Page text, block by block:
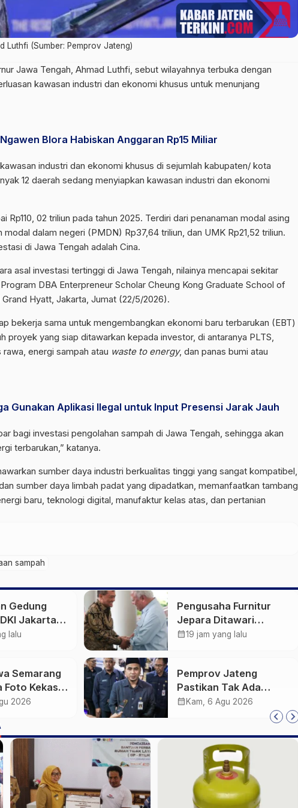
Luthfi (Sumber: Pemprov Jateng)
Jawa Tengah, Ahmad Luthfi, sebut wilayahnya terbuka dengan
kawasan industri dan ekonomi khusus untuk menunjang
Blora Habiskan Anggaran Rp15 Miliar
industri dan ekonomi khusus di sejumlah kabupaten/ kota
12 daerah sedang menyiapkan kawasan industri dan ekonomi
Rp110, 02 triliun pada tahun 2025. Terdiri dari penanaman modal asing
dalam negeri (PMDN) Rp37,64 triliun, dan UMK Rp21,52 triliun.
di Jawa Tengah adalah Cina.
asal investasi tertinggi di Jawa Tengah, nilainya mencapai sekitar
Program DBA Enterpreneur Scholar Cheung Kong Graduate School of
Grand Hyatt, Jakarta, Jumat (22/5/2026).
bekerja sama untuk mengembangkan ekonomi baru terbarukan (EBT)
proyek yang siap ditawarkan kepada investor, di antaranya PLTS,
energi sampah atau waste to energy, dan panas bumi atau
Gunakan Aplikasi Ilegal untuk Input Presensi Jarak Jauh
bagi investasi pengolahan sampah di Jawa Tengah, sehingga akan
terbarukan,” katanya.
sumber daya industri berkualitas tinggi yang sangat kompatibel,
sumber daya limbah padat yang dipadatkan, memanfaatkan tambang
baru, teknologi digital, manufaktur kelas atas, dan pertanian
sampah
Gedung
Jakarta:
dan
lalu
Pengusaha Furnitur
Jepara Ditawari
Perluasan Pangsa
calendar_month19 jam yang lalu
Semarang
Foto Kekasih
Cabul
2026
Pemprov Jateng
Pastikan Tak Ada
Kendala Pembayaran
ke Daerah
calendar_month Kam, 6 Agu 2026